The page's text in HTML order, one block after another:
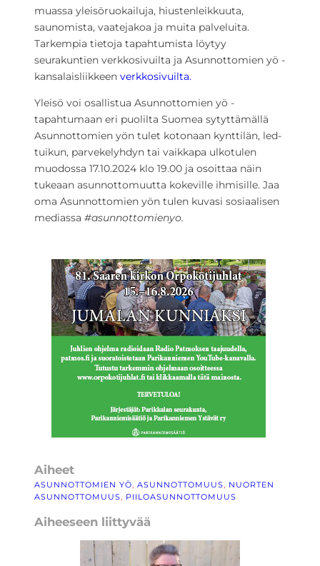
muassa yleisöruokailuja, hiustenleikkuuta,
saunomista, vaatejakoa ja muita palveluita.
Tarkempia tietoja tapahtumista löytyy
seurakuntien verkkosivuilta ja Asunnottomien yö -
kansalaisliikkeen verkkosivuilta.
Yleisö voi osallistua Asunnottomien yö -
tapahtumaan eri puolilta Suomea sytyttämällä
Asunnottomien yön tulet kotonaan kynttilän, led-
tuikun, parvekelyhdyn tai vaikkapa ulkotulen
muodossa 17.10.2024 klo 19.00 ja osoittaa näin
tukeaan asunnottomuutta kokeville ihmisille. Jaa
oma Asunnottomien yön tulen kuvasi sosiaalisen
mediassa #asunnottomienyo.
Aiheet
ASUNNOTTOMIEN YÖ, ASUNNOTTOMUUS, NUORTEN
ASUNNOTTOMUUS, PIILOASUNNOTTOMUUS
Aiheeseen liittyvää